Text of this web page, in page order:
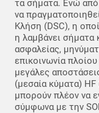
τα σήματα. Ενώ από
να
Κλήση (DSC), η
η λαμβάνει σήματα
ασφαλείας,
επικοινωνία
μεγάλες
(μεσαία κύματα)
μπορούν πλέον να
σύμφωνα με την